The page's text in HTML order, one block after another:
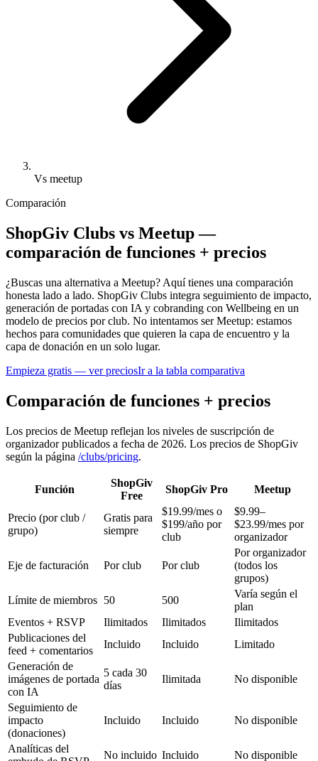
Vs meetup
Comparación
ShopGiv Clubs vs Meetup —
comparación de funciones + precios
¿Buscas una alternativa a Meetup? Aquí tienes una comparación
honesta lado a lado. ShopGiv Clubs integra seguimiento de impacto,
generación de portadas con IA y cobranding con Wellbeing en un
modelo de precios por club. No intentamos ser Meetup: estamos
hechos para comunidades que quieren la capa de encuentro y la
capa de donación en un solo lugar.
Empieza gratis — ver preciosIr a la tabla comparativa
Comparación de funciones + precios
Los precios de Meetup reflejan los niveles de suscripción de
organizador publicados a fecha de 2026. Los precios de ShopGiv
según la página /clubs/pricing.
Función
ShopGiv
Free
ShopGiv Pro Meetup
Precio (por club /
grupo)
Gratis para
siempre
$19.99/mes o
$199/año por
club
$9.99–
$23.99/mes por
organizador
Eje de facturación Por club Por club
Por organizador
(todos los
grupos)
Límite de miembros 50 500
Varía según el
plan
Eventos + RSVP
Ilimitados Ilimitados
Ilimitados
Publicaciones del
feed + comentarios
Incluido Incluido
Limitado
Generación de
imágenes de portada
con IA
5 cada 30
días
Ilimitada No disponible
Seguimiento de
impacto
(donaciones)
Incluido Incluido No disponible
Analíticas del
No incluido Incluido
No disponible